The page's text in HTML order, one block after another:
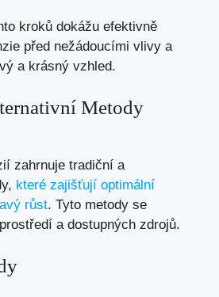
kroků dokážu efektivně
před nežádoucími vlivy a
a krásný vzhled.
Metody
zahrnuje tradiční a
které zajišťují optimální
růst. Tyto metody se
a dostupných zdrojů.